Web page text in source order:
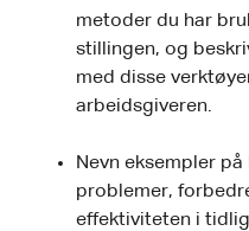
metoder du har
stillingen, og
med disse
arbeidsgiveren.
Nevn eksempler
problemer,
effektiviteten i